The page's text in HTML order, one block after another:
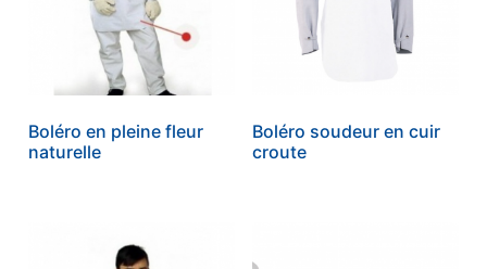
Boléro en pleine fleur
naturelle
Boléro soudeur en cuir
croute